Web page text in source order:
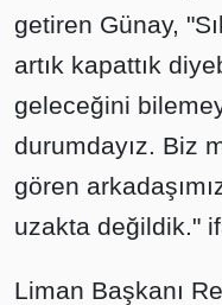
getiren Günay,
artık kapattık
geleceğini
durumdayız. Biz
gören
uzakta değildik."
Liman Başkanı